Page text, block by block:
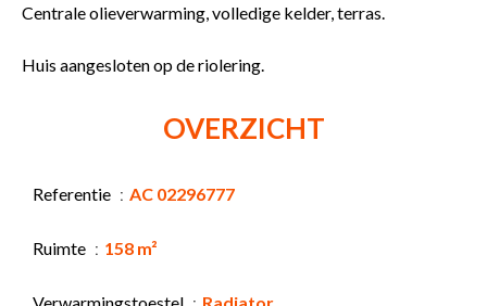
Centrale olieverwarming, volledige kelder, terras.
Huis aangesloten op de riolering.
OVERZICHT
Referentie AC 02296777
Ruimte 158 m²